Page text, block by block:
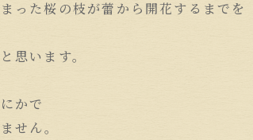
った桜の枝が蕾から開花するまでを
思います。
かで
せん。